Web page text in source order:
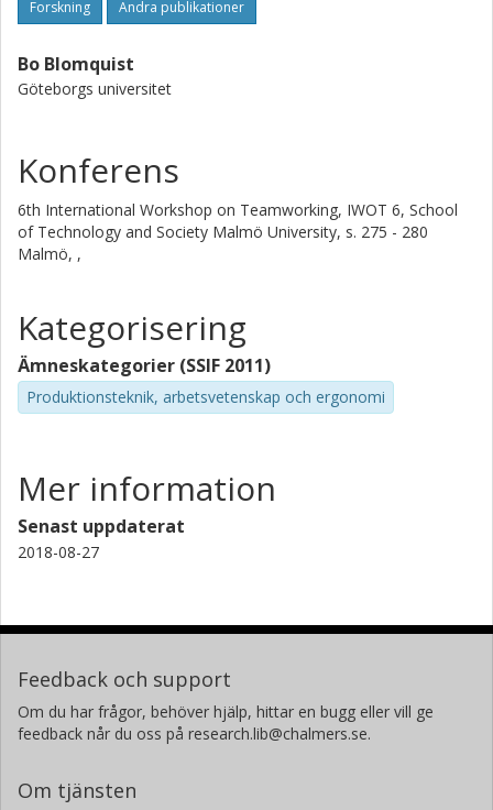
Forskning Andra publikationer
Bo Blomquist
Göteborgs universitet
Konferens
6th International Workshop on Teamworking, IWOT 6, School
of Technology and Society Malmö University, s. 275 - 280
Malmö, ,
Kategorisering
Ämneskategorier (SSIF 2011)
Produktionsteknik, arbetsvetenskap och ergonomi
Mer information
Senast uppdaterat
2018-08-27
Feedback och support
Om du har frågor, behöver hjälp, hittar en bugg eller vill ge
feedback når du oss på research.lib@chalmers.se.
Om tjänsten